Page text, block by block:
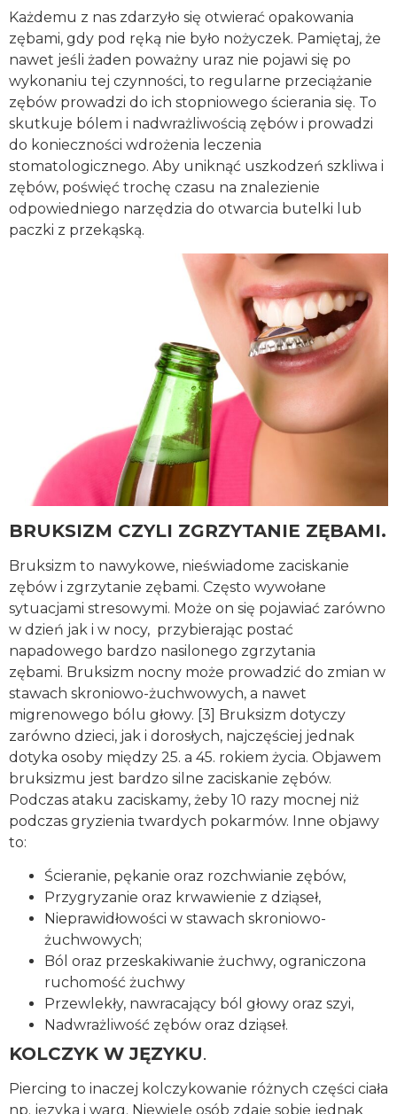
Każdemu z nas zdarzyło się otwierać opakowania
zębami, gdy pod ręką nie było nożyczek. Pamiętaj, że
nawet jeśli żaden poważny uraz nie pojawi się po
wykonaniu tej czynności, to regularne przeciążanie
zębów prowadzi do ich stopniowego ścierania się. To
skutkuje bólem i nadwrażliwością zębów i prowadzi
do konieczności wdrożenia leczenia
stomatologicznego. Aby uniknąć uszkodzeń szkliwa i
zębów, poświęć trochę czasu na znalezienie
odpowiedniego narzędzia do otwarcia butelki lub
paczki z przekąską.
BRUKSIZM CZYLI ZGRZYTANIE ZĘBAMI.
Bruksizm to nawykowe, nieświadome zaciskanie
zębów i zgrzytanie zębami. Często wywołane
sytuacjami stresowymi. Może on się pojawiać zarówno
w dzień jak i w nocy, przybierając postać
napadowego bardzo nasilonego zgrzytania
zębami. Bruksizm nocny może prowadzić do zmian w
stawach skroniowo-żuchwowych, a nawet
migrenowego bólu głowy. [3] Bruksizm dotyczy
zarówno dzieci, jak i dorosłych, najczęściej jednak
dotyka osoby między 25. a 45. rokiem życia. Objawem
bruksizmu jest bardzo silne zaciskanie zębów.
Podczas ataku zaciskamy, żeby 10 razy mocnej niż
podczas gryzienia twardych pokarmów. Inne objawy
to:
Ścieranie, pękanie oraz rozchwianie zębów,
Przygryzanie oraz krwawienie z dziąseł,
Nieprawidłowości w stawach skroniowo-
żuchwowych;
Ból oraz przeskakiwanie żuchwy, ograniczona
ruchomość żuchwy
Przewlekły, nawracający ból głowy oraz szyi,
Nadwrażliwość zębów oraz dziąseł.
KOLCZYK W JĘZYKU.
Piercing to inaczej kolczykowanie różnych części ciała
np. języka i warg. Niewiele osób zdaje sobie jednak